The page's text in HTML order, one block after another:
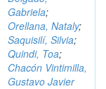
Gabriela;
Orellana, Nataly;
Saquisilí, Silvia;
Quindi, Toa;
Chacón Vintimilla,
Gustavo Javier